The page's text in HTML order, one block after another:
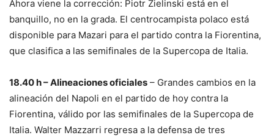
Ahora viene la corrección: Piotr Zielinski está en el
banquillo, no en la grada. El centrocampista polaco está
disponible para Mazari para el partido contra la Fiorentina,
que clasifica a las semifinales de la Supercopa de Italia.
18.40 h – Alineaciones oficiales – Grandes cambios en la
alineación del Napoli en el partido de hoy contra la
Fiorentina, válido por las semifinales de la Supercopa de
Italia. Walter Mazzarri regresa a la defensa de tres